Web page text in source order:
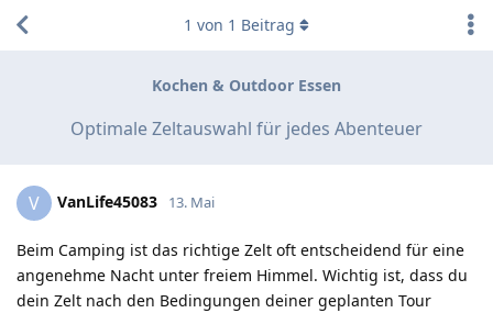
Kochen & Outdoor Essen
Optimale Zeltauswahl für jedes Abenteuer
1 von 1 Beitrag
V VanLife45083 13. Mai
Beim Camping ist das richtige Zelt oft entscheidend für eine
angenehme Nacht unter freiem Himmel. Wichtig ist, dass du
dein Zelt nach den Bedingungen deiner geplanten Tour